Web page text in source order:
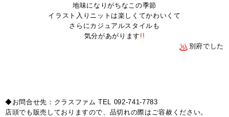
地味になりがちなこの季節
イラスト入りニットは楽しくてかわいくて
さらにカジュアルスタイルも
気分があがります !!
別府でした
◆お問合せ先：クラスファム TEL 092-741-7783
店頭でも販売しておりますので、品切れの際はご容赦ください。